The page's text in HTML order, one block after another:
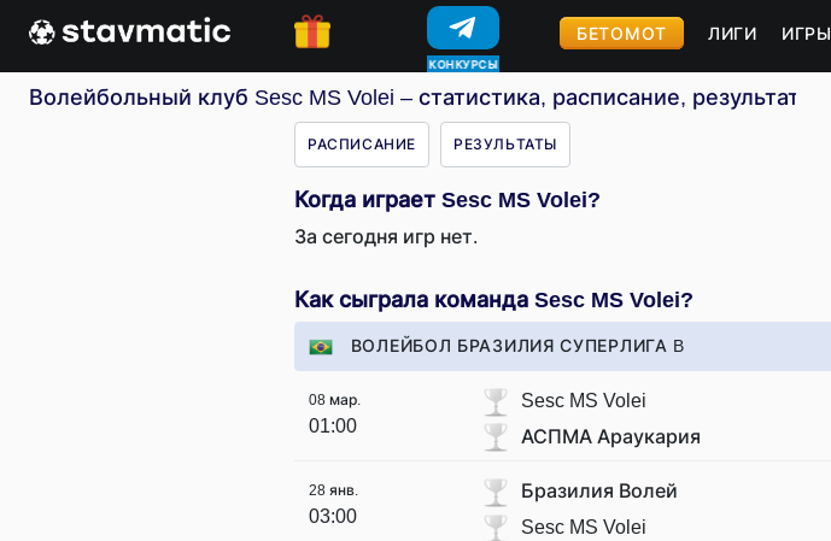
КОНКУРСЫ
БЕТОМОТ ЛИГИ ИГРЫ
Волейбольный клуб Sesc MS Volei – статистика, расписание, результаты
РАСПИСАНИЕ РЕЗУЛЬТАТЫ
Когда играет Sesc MS Volei?
За сегодня игр нет.
Как сыграла команда Sesc MS Volei?
ВОЛЕЙБОЛ БРАЗИЛИЯ СУПЕРЛИГА B
08 мар.
01:00
Sesc MS Volei
АСПМА Араукария
28 янв.
03:00
Бразилия Волей
Sesc MS Volei